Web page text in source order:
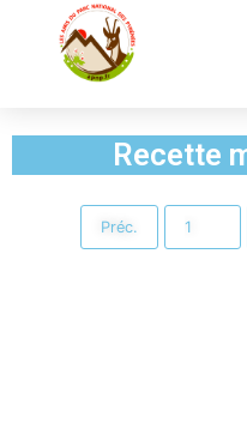
Recette
Préc.